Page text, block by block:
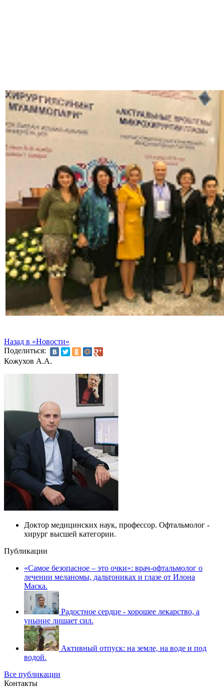
Назад в «Новости»
Поделиться:
Кожухов А.А.
Доктор медицинских наук, профессор. Офтальмолог -
хирург высшей категории.
Публикации
«Самое безопасное – это очки»: врач-офтальмолог о
лечении меланомы, дальтониках и глазе от Илона
Маска.
Радостное сердце - хорошее лекарство, а
уныние лишает сил.
Активный отпуск: на земле, на воде и под
водой.
Все публикации
Контакты